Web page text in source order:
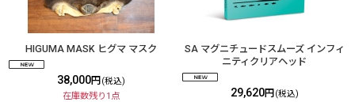
HIGUMA MASK ヒグマ マスク
38,000円 (税込)
在庫数残り1点
SA マグニチュードスムーズ インフィ
ニティクリアヘッド
29,620円 (税込)